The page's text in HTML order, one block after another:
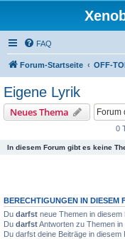
FAQ
Forum-Startseite OFF-
Eigene Lyrik
Neues Thema
0
In diesem Forum gibt es keine
BERECHTIGUNGEN IN DIESEM
Du darfst neue Themen in diesem
Du darfstAntworten zu Themen in
Du darfst deine Beiträge in diesem